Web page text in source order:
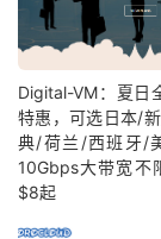
Digital-VM：夏日
特惠，可选日本/
典/荷兰/西班牙/
10Gbps大带宽不
$8起